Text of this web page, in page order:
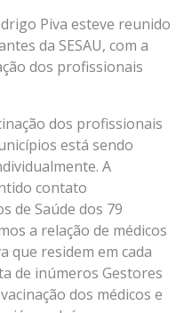
Piva esteve reunido
da SESAU, com a
dos profissionais
dos profissionais
está sendo
A
contato
de Saúde dos 79
a relação de médicos
que residem em cada
de inúmeros Gestores
dos médicos e